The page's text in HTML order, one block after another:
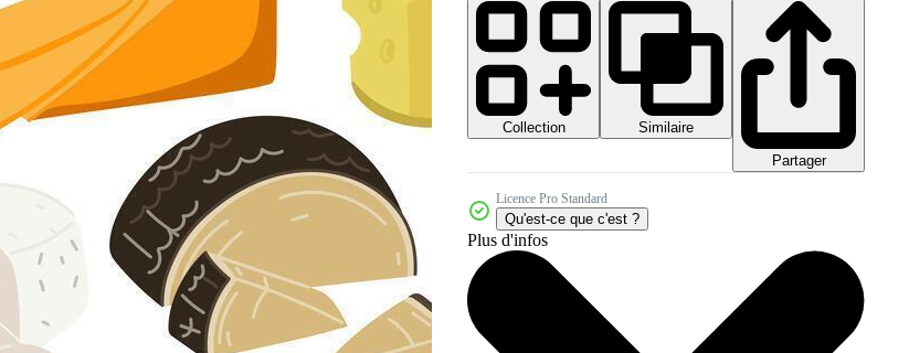
Collection
Similaire
Partager
Licence Pro Standard
Qu'est-ce que c'est ?
Plus d'infos